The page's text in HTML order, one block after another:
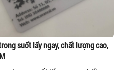
suốt lấy ngay, chất lượng cao,